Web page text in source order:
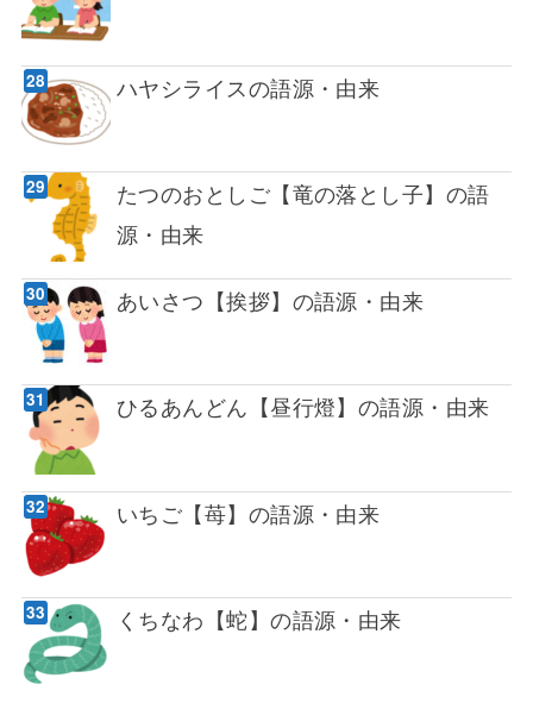
ハヤシライスの語源・由来
たつのおとしご【竜の落とし子】の語
源・由来
あいさつ【挨拶】の語源・由来
ひるあんどん【昼行燈】の語源・由来
いちご【苺】の語源・由来
くちなわ【蛇】の語源・由来